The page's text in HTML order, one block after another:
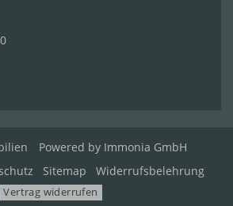
Powered by Immonia GmbH
Sitemap Widerrufsbelehrung
Vertrag widerrufen